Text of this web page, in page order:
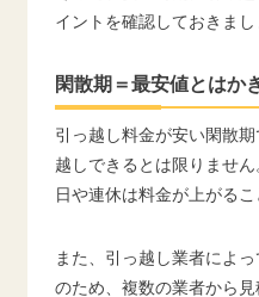
イントを確認しておきまし
閑散期＝最安値とはか
引っ越し料金が安い閑散
越しできるとは限りませ
日や連休は料金が上がるこ
また、引っ越し業者によ
のため、複数の業者から